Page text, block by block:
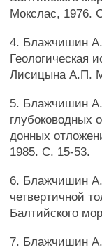
Мокслас, 1976.
4. Блажчишин
Геологическая
Лисицына А.П.
5. Блажчишин
глубоководных
донных
1985. С. 15-53.
6. Блажчишин
четвертичной
Балтийского
7. Блажчишин